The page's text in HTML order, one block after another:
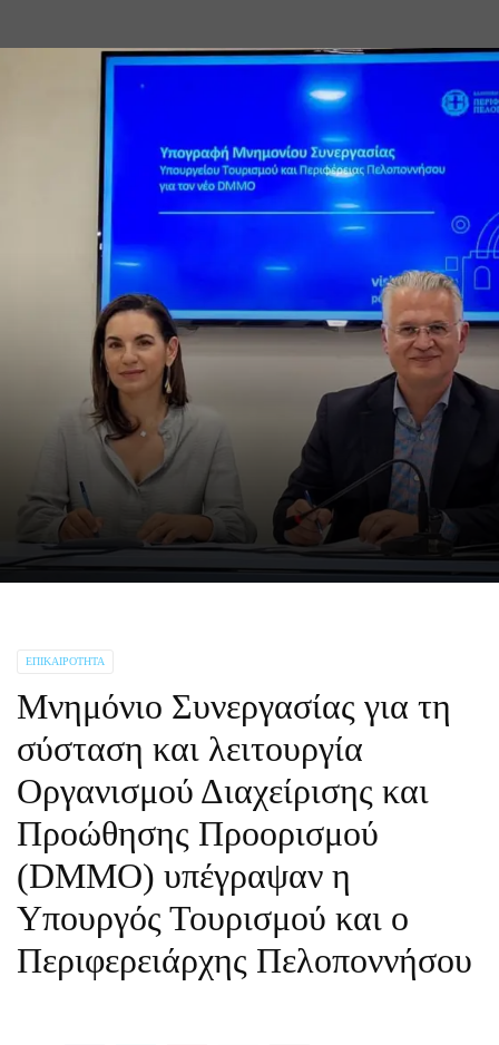
ΕΠΙΚΑΙΡΌΤΗΤΑ
Μνημόνιο Συνεργασίας για τη
σύσταση και λειτουργία
Οργανισμού Διαχείρισης και
Προώθησης Προορισμού
(DMMO) υπέγραψαν η
Υπουργός Τουρισμού και ο
Περιφερειάρχης Πελοποννήσου